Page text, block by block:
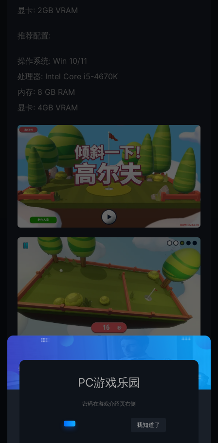
显卡: 2GB VRAM
推荐配置:
操作系统: Win 10/11
处理器: Intel Core i5-4670K
内存: 8 GB RAM
显卡: 4GB VRAM
PC游戏乐园
密码在游戏介绍页右侧
我知道了